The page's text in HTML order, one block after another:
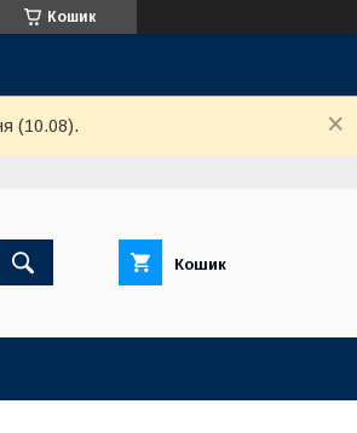
Кошик
(10.08).
Кошик